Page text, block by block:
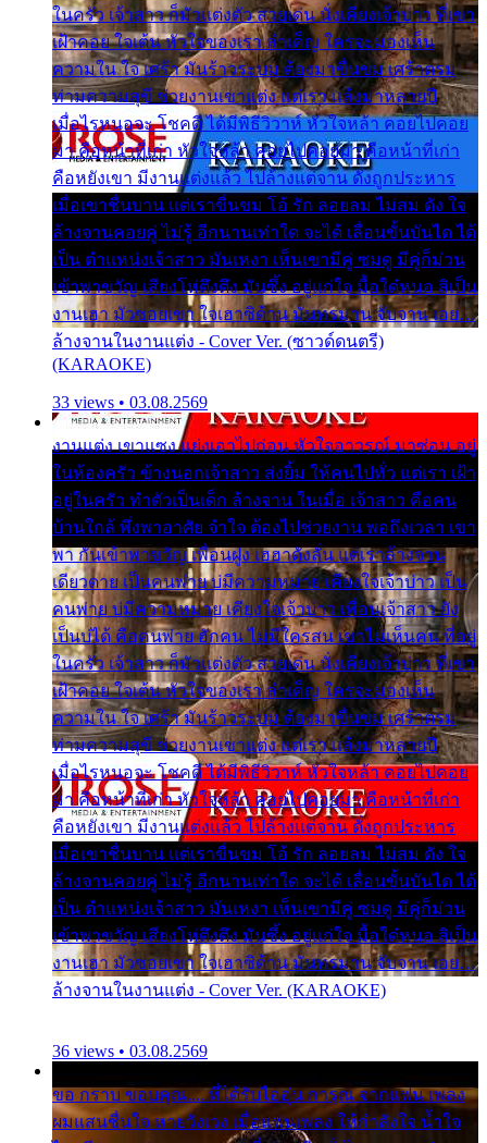
ในครัว เจ้าสาว ก็มัวแต่งตัว สวยเด่น นั่งเคียงเจ้าบ่าว ที่เขา
เฝ้าคอย ใจเต้น หัวใจของเรา ลำเค็ญ ใครจะมองเห็น
ความใน ใจ เศร้า มันร้าวระบม ต้องมาขื่นขม เศร้าตรม
ท่ามความสุขี ช่วยงานเขาแต่ง แต่เรา แล้งมาหลายปี
เมื่อไรหนอจะ โชคดี ได้มีพิธีวิวาห์ หัวใจหล้า คอยไปคอย
มา คือหน้าที่เก่า หัวใจหล้า คอยไปคอยมา คือหน้าที่เก่า
คือหยังเขา มีงานแต่งแล้ว ไปล้างแต่จาน ดั่งถูกประหาร
เมื่อเขาชื่นบาน แต่เราขื่นขม โอ้ รัก ลอยลม ไม่สม ดัง ใจ
ล้างจานคอยคู่ ไม่รู้ อีกนานเท่าใด จะได้ เลื่อนขั้นบันได ได้
เป็น ตำแหน่งเจ้าสาว มันเหงา เห็นเขามีคู่ ซมดู มีคู่ก็ม่วน
เข้าพาขวัญ เสียงโห่ตึงตึง มันซึ้ง อยู่แก่ใจ มื้อใด๋หนอ สิเป็น
งานเฮา มัวซอยเขา ใจเฮาซิด้าน มันทรมาน จับจาน เอย…
ล้างจานในงานแต่ง - Cover Ver. (ซาวด์ดนตรี)
(KARAOKE)
33 views • 03.08.2569
งานแต่ง เขาแซง แย่งเอาไปก่อน หัวใจอาวรณ์ มาซ่อน อยู่
ในห้องครัว ข้างนอกเจ้าสาว ส่งยิ้ม ให้คนไปทั่ว แต่เรา เฝ้า
อยู่ในครัว ทำตัวเป็นเด็ก ล้างจาน ในเมื่อ เจ้าสาว คือคน
บ้านใกล้ พึ่งพาอาศัย จำใจ ต้องไปช่วยงาน พอถึงเวลา เขา
พา กันเข้าพาขวัญ เพื่อนฝูง เฮฮาดังลั่น แต่เราล้างจาน
เดียวดาย เป็นคนพ่าย บ่มีความหมาย เคียงใจเจ้าบ่าว เป็น
คนพ่าย บ่มีความหมาย เคียงใจเจ้าบ่าว เพื่อนเจ้าสาว ยัง
เป็นบ่ได้ คือคนพ่าย ฮักคน ไม่มีใครสน เขาไม่เห็นคน ที่อยู่
ในครัว เจ้าสาว ก็มัวแต่งตัว สวยเด่น นั่งเคียงเจ้าบ่าว ที่เขา
เฝ้าคอย ใจเต้น หัวใจของเรา ลำเค็ญ ใครจะมองเห็น
ความใน ใจ เศร้า มันร้าวระบม ต้องมาขื่นขม เศร้าตรม
ท่ามความสุขี ช่วยงานเขาแต่ง แต่เรา แล้งมาหลายปี
เมื่อไรหนอจะ โชคดี ได้มีพิธีวิวาห์ หัวใจหล้า คอยไปคอย
มา คือหน้าที่เก่า หัวใจหล้า คอยไปคอยมา คือหน้าที่เก่า
คือหยังเขา มีงานแต่งแล้ว ไปล้างแต่จาน ดั่งถูกประหาร
เมื่อเขาชื่นบาน แต่เราขื่นขม โอ้ รัก ลอยลม ไม่สม ดัง ใจ
ล้างจานคอยคู่ ไม่รู้ อีกนานเท่าใด จะได้ เลื่อนขั้นบันได ได้
เป็น ตำแหน่งเจ้าสาว มันเหงา เห็นเขามีคู่ ซมดู มีคู่ก็ม่วน
เข้าพาขวัญ เสียงโห่ตึงตึง มันซึ้ง อยู่แก่ใจ มื้อใด๋หนอ สิเป็น
งานเฮา มัวซอยเขา ใจเฮาซิด้าน มันทรมาน จับจาน เอย…
ล้างจานในงานแต่ง - Cover Ver. (KARAOKE)
36 views • 03.08.2569
ขอ กราบ ขอบคุณ.... ที่ได้รับไออุ่น การุณ จากแฟน เพลง
ผมแสนชื่นใจ หายวังเวง เมื่อแฟนเพลง ให้กำลังใจ น้ำใจ